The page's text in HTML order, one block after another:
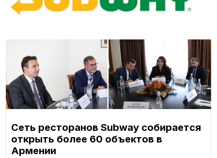
Сеть ресторанов Subway собирается
открыть более 60 объектов в
Армении